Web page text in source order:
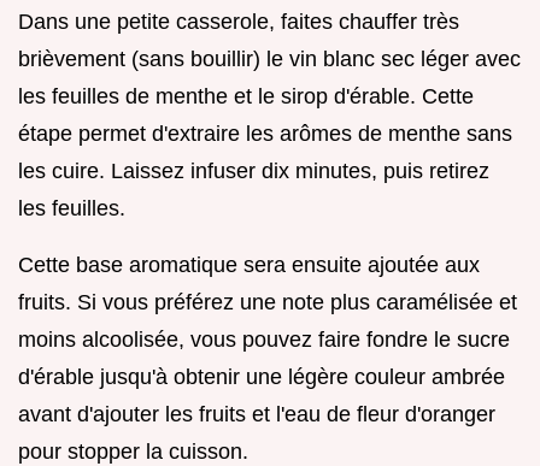
Dans une petite casserole, faites chauffer très
brièvement (sans bouillir) le vin blanc sec léger avec
les feuilles de menthe et le sirop d'érable. Cette
étape permet d'extraire les arômes de menthe sans
les cuire. Laissez infuser dix minutes, puis retirez
les feuilles.
Cette base aromatique sera ensuite ajoutée aux
fruits. Si vous préférez une note plus caramélisée et
moins alcoolisée, vous pouvez faire fondre le sucre
d'érable jusqu'à obtenir une légère couleur ambrée
avant d'ajouter les fruits et l'eau de fleur d'oranger
pour stopper la cuisson.